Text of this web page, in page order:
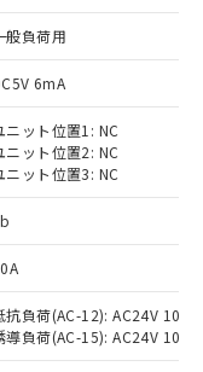
般負荷用
6mA
ニット位置1: NC
ニット位置2: NC
ニット位置3: NC
抗負荷(AC-12): AC24V 10A/
導負荷(AC-15): AC24V
物質）の
能な商品で
質）の非含